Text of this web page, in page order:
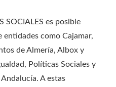
SOCIALES es posible
entidades como Cajamar,
de Almería, Albox y
Políticas Sociales y
A estas